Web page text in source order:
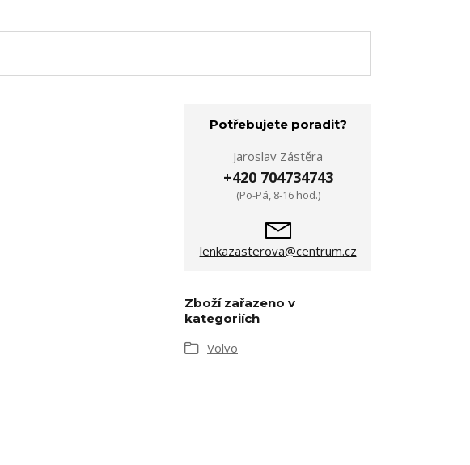
Potřebujete poradit?
Jaroslav Zástěra
+420 704734743
(Po-Pá, 8-16 hod.)
lenkazasterova@centrum.cz
Zboží zařazeno v
kategoriích
Volvo